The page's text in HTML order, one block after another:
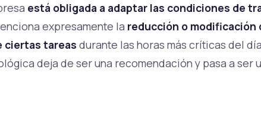
está obligada a adaptar las condiciones de
expresamente la reducción o modificación
ciertas tareas durante las horas más críticas del
deja de ser una recomendación y pasa a ser